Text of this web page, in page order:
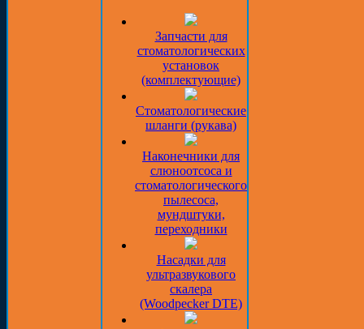
Запчасти для
стоматологических
установок
(комплектующие)
Стоматологические
шланги (рукава)
Наконечники для
слюноотсоса и
стоматологического
пылесоса,
мундштуки,
переходники
Насадки для
ультразвукового
скалера
(Woodpecker DTE)